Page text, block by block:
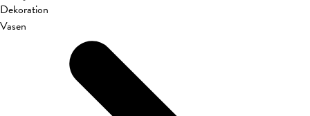
Dekoration
Vasen